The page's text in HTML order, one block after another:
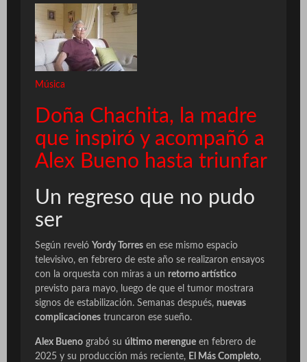
Música
Doña Chachita, la madre
que inspiró y acompañó a
Alex Bueno hasta triunfar
Un regreso que no pudo
ser
Según reveló Yordy Torres en ese mismo espacio
televisivo, en febrero de este año se realizaron ensayos
con la orquesta con miras a un retorno artístico
previsto para mayo, luego de que el tumor mostrara
signos de estabilización. Semanas después, nuevas
complicaciones truncaron ese sueño.
Alex Bueno grabó su último merengue en febrero de
2025 y su producción más reciente, El Más Completo,